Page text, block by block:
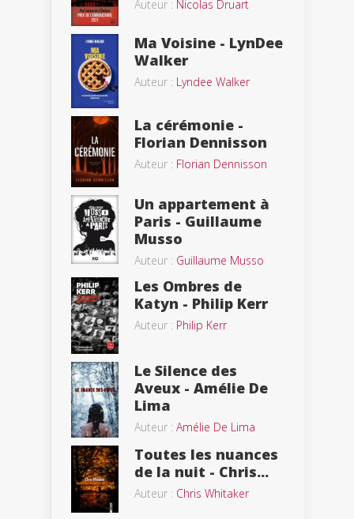
Auteur : Nicolas Druart
Ma Voisine - LynDee
Walker
Auteur : Lyndee Walker
La cérémonie -
Florian Dennisson
Auteur : Florian Dennisson
Un appartement à
Paris - Guillaume
Musso
Auteur : Guillaume Musso
Les Ombres de
Katyn - Philip Kerr
Auteur : Philip Kerr
Le Silence des
Aveux - Amélie De
Lima
Auteur : Amélie De Lima
Toutes les nuances
de la nuit - Chris...
Auteur : Chris Whitaker